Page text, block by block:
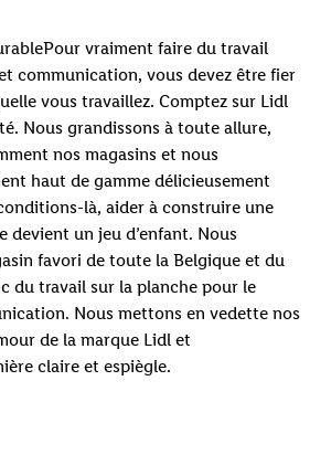
vraiment faire du travail
communication, vous devez être fier
vous travaillez. Comptez sur Lidl
Nous grandissons à toute allure,
nos magasins et nous
haut de gamme délicieusement
là, aider à construire une
devient un jeu d’enfant. Nous
favori de toute la Belgique et du
du travail sur la planche pour le
Nous mettons en vedette nos
de la marque Lidl et
claire et espiègle.